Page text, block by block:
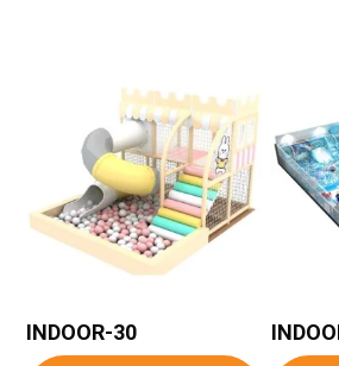
INDOOR-30